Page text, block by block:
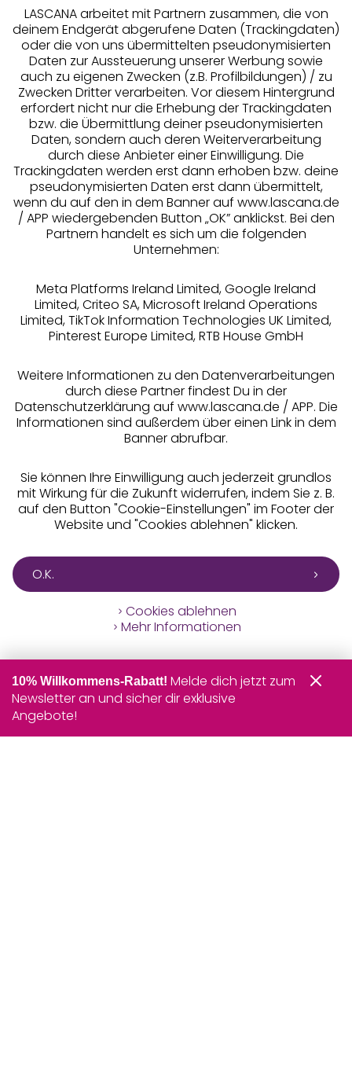
Services
Beratung
Über uns
Rechtliches
Alle Preise inkl. MwSt., zzgl.
Versandkosten
LASCANA arbeitet mit Partnern zusammen, die von
deinem Endgerät abgerufene Daten (Trackingdaten)
oder die von uns übermittelten pseudonymisierten
Daten zur Aussteuerung unserer Werbung sowie
auch zu eigenen Zwecken (z.B. Profilbildungen) / zu
Zwecken Dritter verarbeiten. Vor diesem Hintergrund
erfordert nicht nur die Erhebung der Trackingdaten
bzw. die Übermittlung deiner pseudonymisierten
Daten, sondern auch deren Weiterverarbeitung
durch diese Anbieter einer Einwilligung. Die
Trackingdaten werden erst dann erhoben bzw. deine
pseudonymisierten Daten erst dann übermittelt,
wenn du auf den in dem Banner auf www.lascana.de
/ APP wiedergebenden Button „OK” anklickst. Bei den
Partnern handelt es sich um die folgenden
Unternehmen:
Meta Platforms Ireland Limited, Google Ireland
Limited, Criteo SA, Microsoft Ireland Operations
Limited, TikTok Information Technologies UK Limited,
Pinterest Europe Limited, RTB House GmbH
Weitere Informationen zu den Datenverarbeitungen
durch diese Partner findest Du in der
Datenschutzerklärung auf www.lascana.de / APP. Die
Informationen sind außerdem über einen Link in dem
Banner abrufbar.
Sie können Ihre Einwilligung auch jederzeit grundlos
mit Wirkung für die Zukunft widerrufen, indem Sie z. B.
auf den Button "Cookie-Einstellungen" im Footer der
Website und "Cookies ablehnen" klicken.
O.K.
Cookies ablehnen
Mehr Informationen
10% Willkommens-Rabatt! Melde dich jetzt zum
Newsletter an und sicher dir exklusive
Angebote!